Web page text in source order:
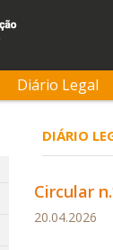
Diário Legal
DIÁRIO
Circular
20.04.2026